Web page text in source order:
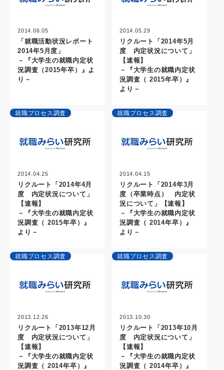
2014.06.05
「就職活動状況レポート
2014年5月度」
－『大学生の就職内定状
況調査（2015年卒）』よ
り－
2014.05.29
リクルート「2014年5月
度 内定状況について」
【速報】
－『大学生の就職内定状
況調査（ 2015年卒）』
より－
就職プロセス調査
2014.04.25
リクルート「2014年4月
度 内定状況について」
【速報】
－『大学生の就職内定状
況調査（ 2015年卒）』
より－
就職プロセス調査
2014.04.15
リクルート「2014年3月
度（卒業時点） 内定状
況について」【速報】
－『大学生の就職内定状
況調査（ 2014年卒）』
より－
就職プロセス調査
2013.12.26
リクルート「2013年12月
度 内定状況について」
【速報】
－『大学生の就職内定状
況調査（ 2014年卒）』
就職プロセス調査
2013.10.30
リクルート「2013年10月
度 内定状況について」
【速報】
－『大学生の就職内定状
況調査（ 2014年卒）』